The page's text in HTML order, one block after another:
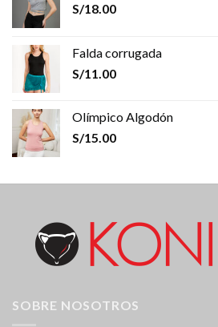
S/18.00
Falda corrugada
S/11.00
Olímpico Algodón
S/15.00
SOBRE NOSOTROS